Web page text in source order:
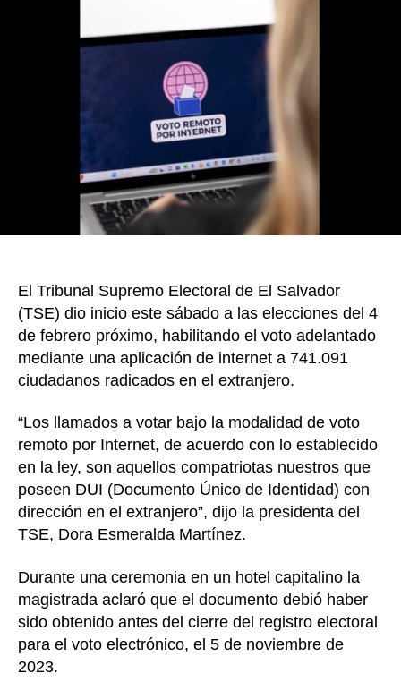
o
o
k
st ar
tir
El Tribunal Supremo Electoral de El Salvador
(TSE) dio inicio este sábado a las elecciones del 4
de febrero próximo, habilitando el voto adelantado
mediante una aplicación de internet a 741.091
ciudadanos radicados en el extranjero.
“Los llamados a votar bajo la modalidad de voto
remoto por Internet, de acuerdo con lo establecido
en la ley, son aquellos compatriotas nuestros que
poseen DUI (Documento Único de Identidad) con
dirección en el extranjero”, dijo la presidenta del
TSE, Dora Esmeralda Martínez.
Durante una ceremonia en un hotel capitalino la
magistrada aclaró que el documento debió haber
sido obtenido antes del cierre del registro electoral
para el voto electrónico, el 5 de noviembre de
2023.